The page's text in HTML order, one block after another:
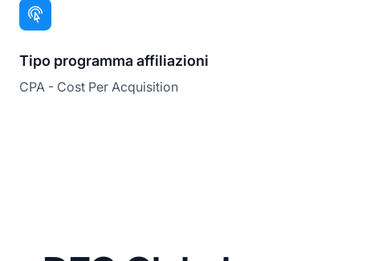
Tipo programma affiliazioni
CPA - Cost Per Acquisition